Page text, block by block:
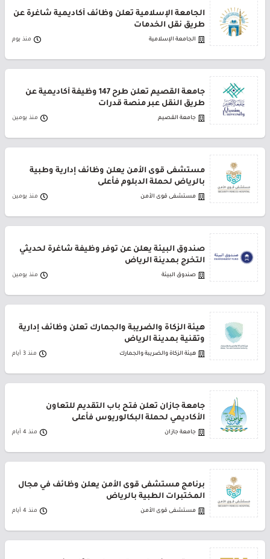
الجامعة الإسلامية تعلن وظائف أكاديمية شاغرة عن
طريق نقل الخدمات
الجامعة الإسلامية منذ يوم
جامعة القصيم تعلن طرح 147 وظيفة أكاديمية عن
طريق النقل عبر منصة قدرات
جامعة القصيم منذ يومين
مستشفى قوى الأمن يعلن وظائف إدارية وطبية
بالرياض لحملة الدبلوم فأعلى
مستشفى قوى الأمن منذ يومين
صندوق البيئة يعلن عن توفر وظيفة شاغرة لحديثي
التخرج بمدينة الرياض
صندوق البيئة منذ يومين
هيئة الزكاة والضريبة والجمارك تعلن وظائف إدارية
وتقنية بمدينة الرياض
هيئة الزكاة والضريبة والجمارك منذ 3 أيام
جامعة جازان تعلن فتح باب التقديم للتعاون
الأكاديمي لحملة البكالوريوس فأعلى
جامعة جازان منذ 4 أيام
برنامج مستشفى قوى الأمن يعلن وظائف في مجال
المختبرات الطبية بالرياض
مستشفى قوى الأمن منذ 4 أيام